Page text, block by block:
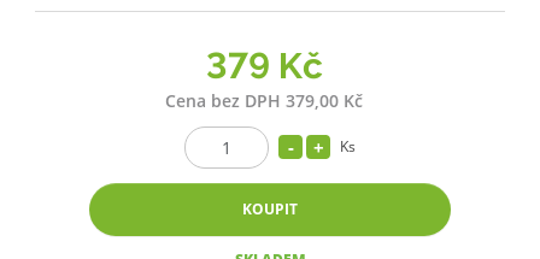
379 Kč
Cena bez DPH 379,00 Kč
Ks
KOUPIT